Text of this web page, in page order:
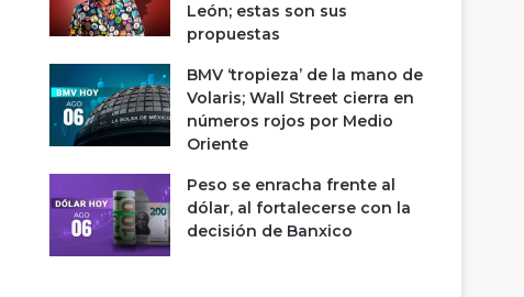
León; estas son sus
propuestas
BMV ‘tropieza’ de la mano de
Volaris; Wall Street cierra en
números rojos por Medio
Oriente
Peso se enracha frente al
dólar, al fortalecerse con la
decisión de Banxico